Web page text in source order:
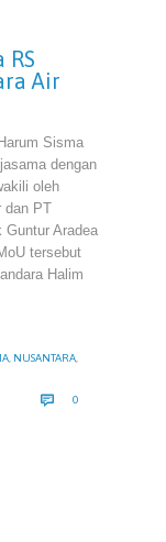
Air
Sisma
dengan
oleh
dan PT
Guntur Aradea
tersebut
Halim
NUSANTARA
 0